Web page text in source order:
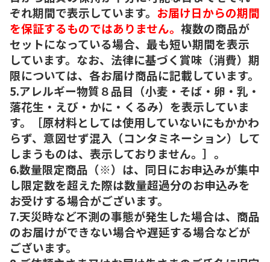
ぞれ期間で表示しています。 お届け日からの期間
を保証するものではありません。 複数の商品が
セットになっている場合、最も短い期間を表示
しています。なお、法律に基づく賞味（消費）期
限については、各お届け商品に記載しています。
5.アレルギー物質８品目（小麦・そば・卵・乳・
落花生・えび・かに・くるみ）を表示していま
す。［原材料としては使用していないにもかかわ
らず、意図せず混入（コンタミネーション）して
しまうものは、表示しておりません。］。
6.数量限定商品（※）は、同日にお申込みが集中
し限定数を超えた際は数量超過分のお申込みを
お受けする場合がございます。
7.天災時など不測の事態が発生した場合は、商品
のお届けができない場合や遅延する場合などが
ございます。